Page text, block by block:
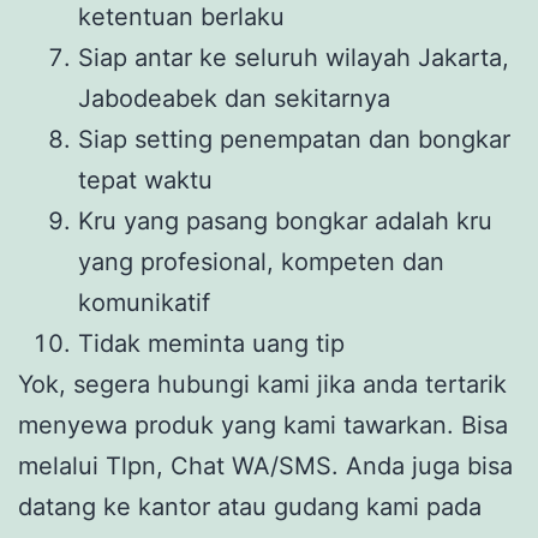
ketentuan berlaku
Siap antar ke seluruh wilayah Jakarta,
Jabodeabek dan sekitarnya
Siap setting penempatan dan bongkar
tepat waktu
Kru yang pasang bongkar adalah kru
yang profesional, kompeten dan
komunikatif
Tidak meminta uang tip
Yok, segera hubungi kami jika anda tertarik
menyewa produk yang kami tawarkan. Bisa
melalui Tlpn, Chat WA/SMS. Anda juga bisa
datang ke kantor atau gudang kami pada